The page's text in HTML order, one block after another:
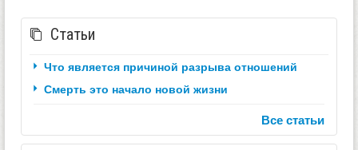
Статьи
Что является причиной разрыва отношений
Смерть это начало новой жизни
Все статьи